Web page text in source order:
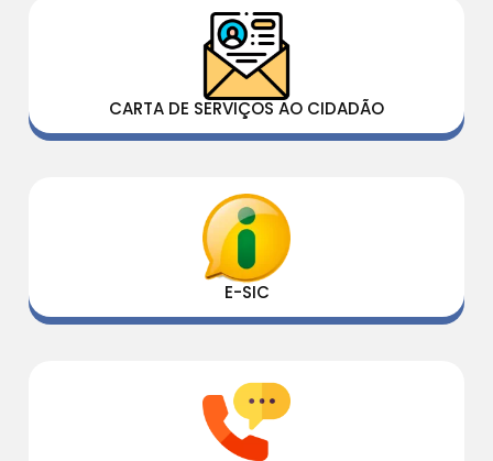
CARTA DE SERVIÇOS AO CIDADÃO
E-SIC